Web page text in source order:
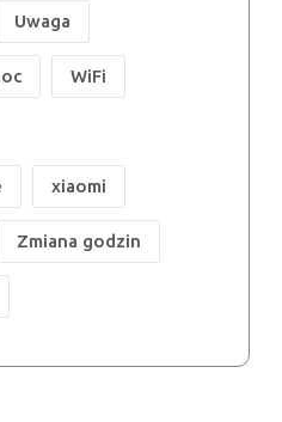
Uwaga
WiFi
xiaomi
Zmiana godzin